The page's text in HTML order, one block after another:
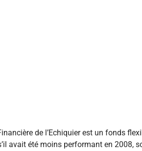
de l’Echiquier est un fonds
avait été moins performant en 2008,